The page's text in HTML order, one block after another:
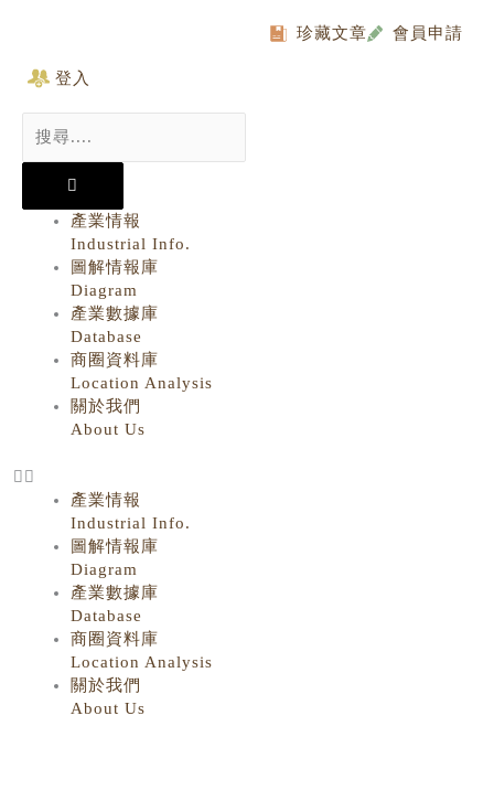
珍藏文章 會員申請
登入
...
產業情報
Industrial Info.
圖解情報庫
Diagram
產業數據庫
Database
商圈資料庫
Location Analysis
關於我們
About Us
產業情報
Industrial Info.
圖解情報庫
Diagram
產業數據庫
Database
商圈資料庫
Location Analysis
關於我們
About Us